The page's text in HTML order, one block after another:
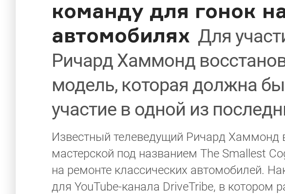
команду для гонок
автомобилях Для
Ричард Хаммонд
модель, которая должна
участие в одной из
Известный телеведущий Ричард Хаммонд
мастерской под названием The Smallest
на ремонте классических автомобилей.
для YouTube-канала DriveTribe, в котором